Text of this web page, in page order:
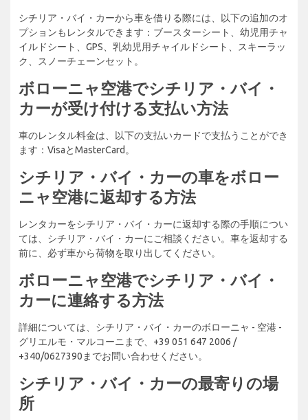
シチリア・バイ・カーから車を借りる際には、以下の追加のオ
プションもレンタルできます：ブースターシート、幼児用チャ
イルドシート、GPS、乳幼児用チャイルドシート、スキーラッ
ク、スノーチェーンセット。
ボローニャ空港でシチリア・バイ・
カーが受け付ける支払い方法
車のレンタル料金は、以下の支払いカードで支払うことができ
ます：VisaとMasterCard。
シチリア・バイ・カーの車をボロー
ニャ空港に返却する方法
レンタカーをシチリア・バイ・カーに返却する際の手順につい
ては、シチリア・バイ・カーにご相談ください。車を返却する
前に、必ず車から荷物を取り出してください。
ボローニャ空港でシチリア・バイ・
カーに連絡する方法
詳細については、シチリア・バイ・カーのボローニャ - 空港 -
グリエルモ・マルコーニまで、+39 051 647 2006 /
+340/0627390までお問い合わせください。
シチリア・バイ・カーの最寄りの場
所